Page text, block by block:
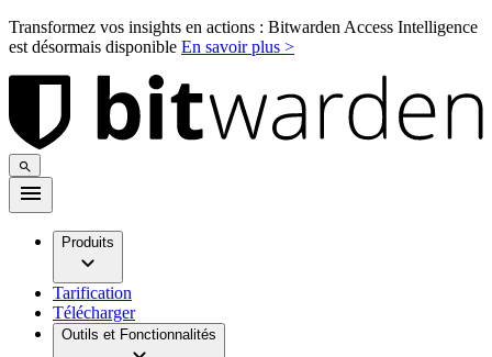
Transformez vos insights en actions : Bitwarden Access Intelligence
est désormais disponible En savoir plus >
Produits
Tarification
Télécharger
Outils et Fonctionnalités